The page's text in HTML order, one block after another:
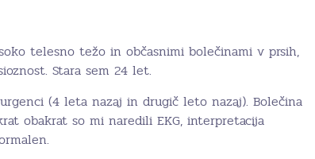
telesno težo in občasnimi bolečinami v prsih,
Stara sem 24 let.
(4 leta nazaj in drugič leto nazaj). Bolečina
obakrat so mi naredili EKG, interpretacija